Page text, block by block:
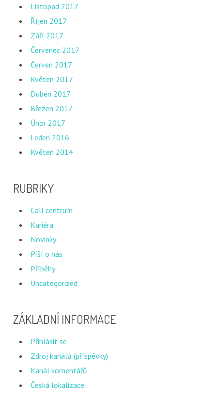
Listopad 2017
Říjen 2017
Září 2017
Červenec 2017
Červen 2017
Květen 2017
Duben 2017
Březen 2017
Únor 2017
Leden 2016
Květen 2014
RUBRIKY
Call centrum
Kariéra
Novinky
Píší o nás
Příběhy
Uncategorized
ZÁKLADNÍ INFORMACE
Přihlásit se
Zdroj kanálů (příspěvky)
Kanál komentářů
Česká lokalizace